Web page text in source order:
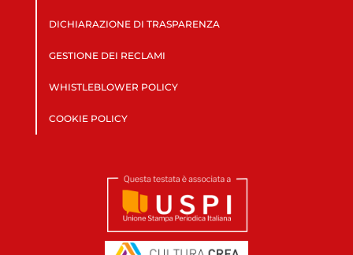
DICHIARAZIONE DI TRASPARENZA
GESTIONE DEI RECLAMI
WHISTLEBLOWER POLICY
COOKIE POLICY